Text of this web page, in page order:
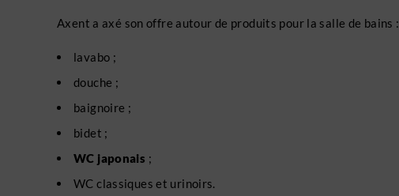
Axent a axé son offre autour de produits pour la salle de bains :
lavabo ;
douche ;
baignoire ;
bidet ;
WC japonais ;
WC classiques et urinoirs.